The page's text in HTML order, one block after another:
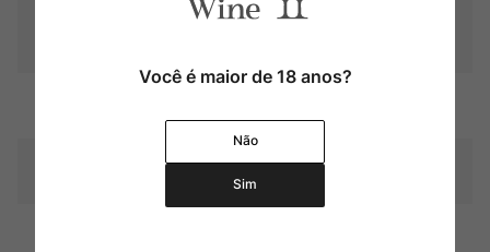
Graduação Alcóoli
Temperatura 15ºC – 17ºC
Você é maior de 18 anos?
Não
Sim